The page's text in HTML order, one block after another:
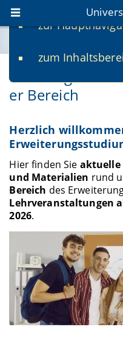
zur
zum
fis.uni-
er Bereich
Herzlich
Hier finden Sie aktuelle
und Materialien rund
Bereich des
Lehrveranstaltungen
2026.